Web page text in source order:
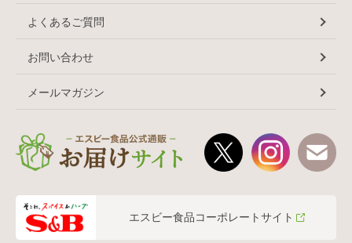
よくあるご質問
お問い合わせ
メールマガジン
エスビー食品コーポレートサイト